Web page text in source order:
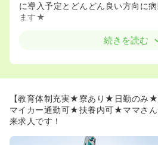
に導入予定とどんどん良い方向に
ます★
≪ご家庭がある方にもにオススメで
ためご家庭のある方にオススメで
≪幅広いご年齢の方がご活躍され
◆旭川記念病院で働く方の年齢層
の方まで勤務されています！
続きを読む
【教育体制充実★寮あり★日勤の
マイカー通勤可★扶養内可★ママさん
来求人です！